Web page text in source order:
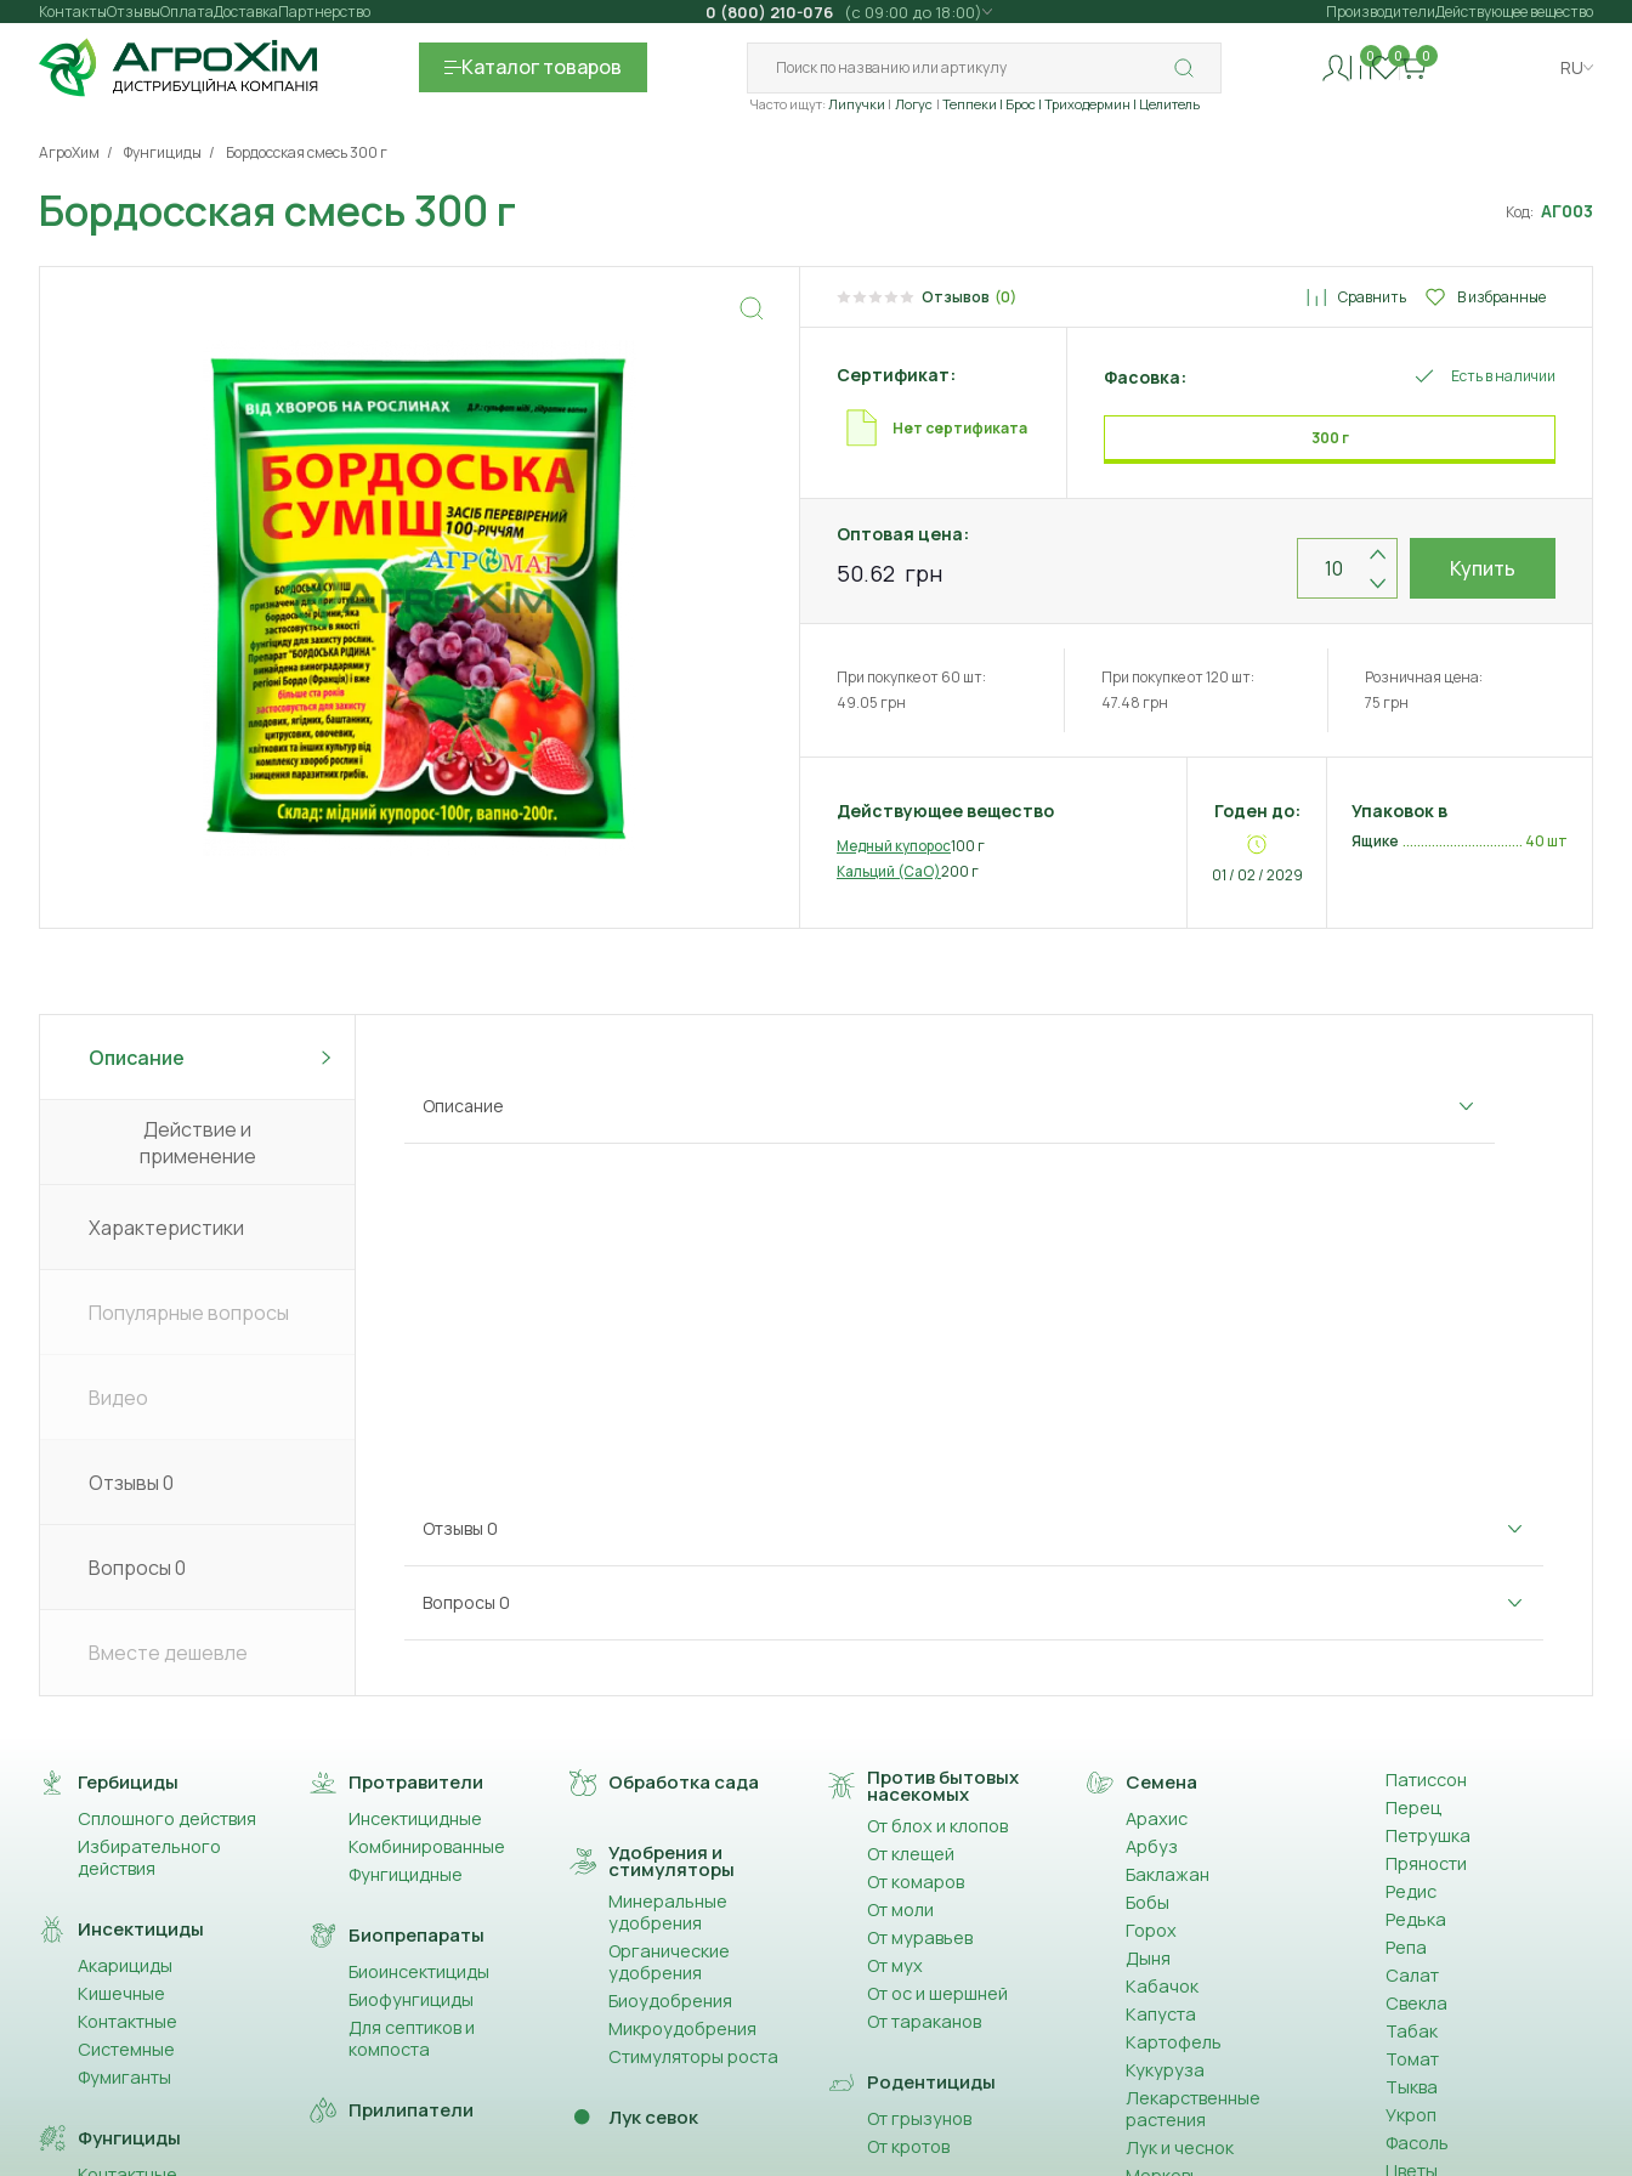
Контакты Оплата
Отзывы ДоставкаПартнерство 0 (800) 210-076 (с 09:00 до 18:00) ПроизводителиДействующее вещество
Каталогтоваров
Часто ищут: Липучки Логус Теппеки | Брос | Триходермин | Целитель
0 0 0
RU
АгроХим Фунгициды Бордосская смесь 300 г
Бордосская смесь 300 г Код: АГ003
Отзывов (0) Сравнить В избранные
Сертификат:
Нет сертификата
Фасовка: Есть в наличии
300 г
Оптовая цена:
50.62 грн Купить
При покупке от 60 шт:
49.05 грн
При покупке от 120 шт:
47.48 грн
Розничная цена:
75 грн
Действующее вещество
Медный купорос100 г
Кальций (CaO)200 г
Годен до:
01 / 02 / 2029
Упаковок в
Ящике 40 шт
Описание
Действие и
применение
Характеристики
Популярные вопросы
Видео
Отзывы0
Вопросы0
Вместе дешевле
Описание
Отзывы 0
Вопросы 0
Гербициды
Сплошного действия
Избирательного
действия
Инсектициды
Акарициды
Кишечные
Контактные
Системные
Фумиганты
Фунгициды
Протравители
Инсектицидные
Комбинированные
Фунгицидные
Биопрепараты
Биоинсектициды
Биофунгициды
Для септиков и
компоста
Прилипатели
Обработка сада
Удобрения и
стимуляторы
Минеральные
удобрения
Органические
удобрения
Биоудобрения
Микроудобрения
Стимуляторы роста
Лук севок
Против бытовых
насекомых
От блох и клопов
От клещей
От комаров
От моли
От муравьев
От мух
От ос и шершней
От тараканов
Родентициды
От грызунов
От кротов
Семена
Арахис
Арбуз
Баклажан
Бобы
Горох
Дыня
Кабачок
Капуста
Картофель
Кукуруза
Лекарственные
растения
Лук и чеснок
Патиссон
Перец
Петрушка
Пряности
Редис
Редька
Репа
Салат
Свекла
Табак
Томат
Тыква
Укроп
Фасоль
Цветы